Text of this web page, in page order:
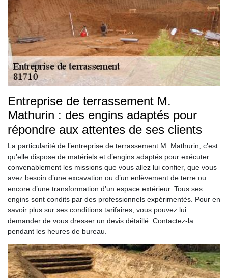
Entreprise de terrassement M.
Mathurin : des engins adaptés pour
répondre aux attentes de ses clients
La particularité de l’entreprise de terrassement M. Mathurin, c’est
qu’elle dispose de matériels et d’engins adaptés pour exécuter
convenablement les missions que vous allez lui confier, que vous
avez besoin d’une excavation ou d’un enlèvement de terre ou
encore d’une transformation d’un espace extérieur. Tous ses
engins sont condits par des professionnels expérimentés. Pour en
savoir plus sur ses conditions tarifaires, vous pouvez lui
demander de vous dresser un devis détaillé. Contactez-la
pendant les heures de bureau.